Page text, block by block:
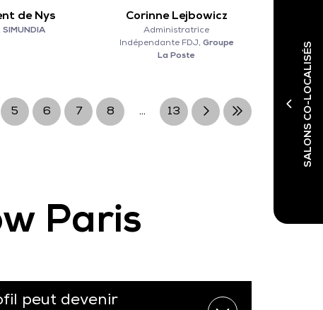
SALONS CO-LOCALISÉS
de Nys
SIMUNDIA
Corinne Lejbowicz
Administratrice
Indépendante FDJ, Groupe
La Poste
5 6 7 8 ... 13
Paris
peut devenir